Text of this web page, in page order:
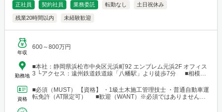
正社員 契約社員 業務委託 転勤なし 土日祝休み
残業20時間以内 未経験歓迎
年収
600～800万円
勤務地
■本社：静岡県浜松市中央区元浜町92 エンブレム元浜2F オフィス
3 └アクセス：遠州鉄道鉄道線「八幡駅」より徒歩7分 ■相模原
「橋本駅」よりバス25分
資格
■必須（MUST） 【資格】 ・1級土木施工管理技士 ・普通自動車運
転免許（AT限定可） ■歓迎（WANT）※必須ではありません